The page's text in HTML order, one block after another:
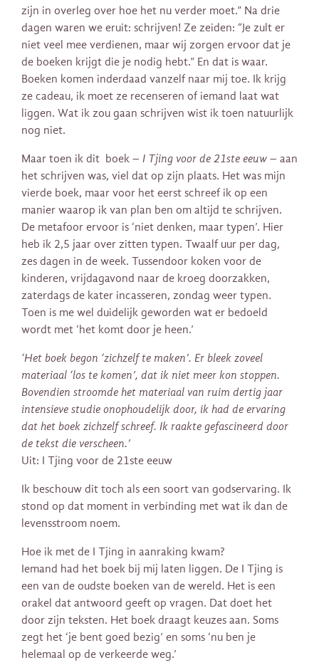
zijn in overleg over hoe het nu verder moet.” Na drie
dagen waren we eruit: schrijven! Ze zeiden: “Je zult er
niet veel mee verdienen, maar wij zorgen ervoor dat je
de boeken krijgt die je nodig hebt.” En dat is waar.
Boeken komen inderdaad vanzelf naar mij toe. Ik krijg
ze cadeau, ik moet ze recenseren of iemand laat wat
liggen. Wat ik zou gaan schrijven wist ik toen natuurlijk
nog niet.
Maar toen ik dit boek – I Tjing voor de 21ste eeuw – aan
het schrijven was, viel dat op zijn plaats. Het was mijn
vierde boek, maar voor het eerst schreef ik op een
manier waarop ik van plan ben om altijd te schrijven.
De metafoor ervoor is ‘niet denken, maar typen’. Hier
heb ik 2,5 jaar over zitten typen. Twaalf uur per dag,
zes dagen in de week. Tussendoor koken voor de
kinderen, vrijdagavond naar de kroeg doorzakken,
zaterdags de kater incasseren, zondag weer typen.
Toen is me wel duidelijk geworden wat er bedoeld
wordt met ‘het komt door je heen.’
‘Het boek begon ‘zichzelf te maken’. Er bleek zoveel
materiaal ‘los te komen’, dat ik niet meer kon stoppen.
Bovendien stroomde het materiaal van ruim dertig jaar
intensieve studie onophoudelijk door, ik had de ervaring
dat het boek zichzelf schreef. Ik raakte gefascineerd door
de tekst die verscheen.’
Uit: I Tjing voor de 21ste eeuw
Ik beschouw dit toch als een soort van godservaring. Ik
stond op dat moment in verbinding met wat ik dan de
levensstroom noem.
Hoe ik met de I Tjing in aanraking kwam?
Iemand had het boek bij mij laten liggen. De I Tjing is
een van de oudste boeken van de wereld. Het is een
orakel dat antwoord geeft op vragen. Dat doet het
door zijn teksten. Het boek draagt keuzes aan. Soms
zegt het ‘je bent goed bezig’ en soms ‘nu ben je
helemaal op de verkeerde weg.’